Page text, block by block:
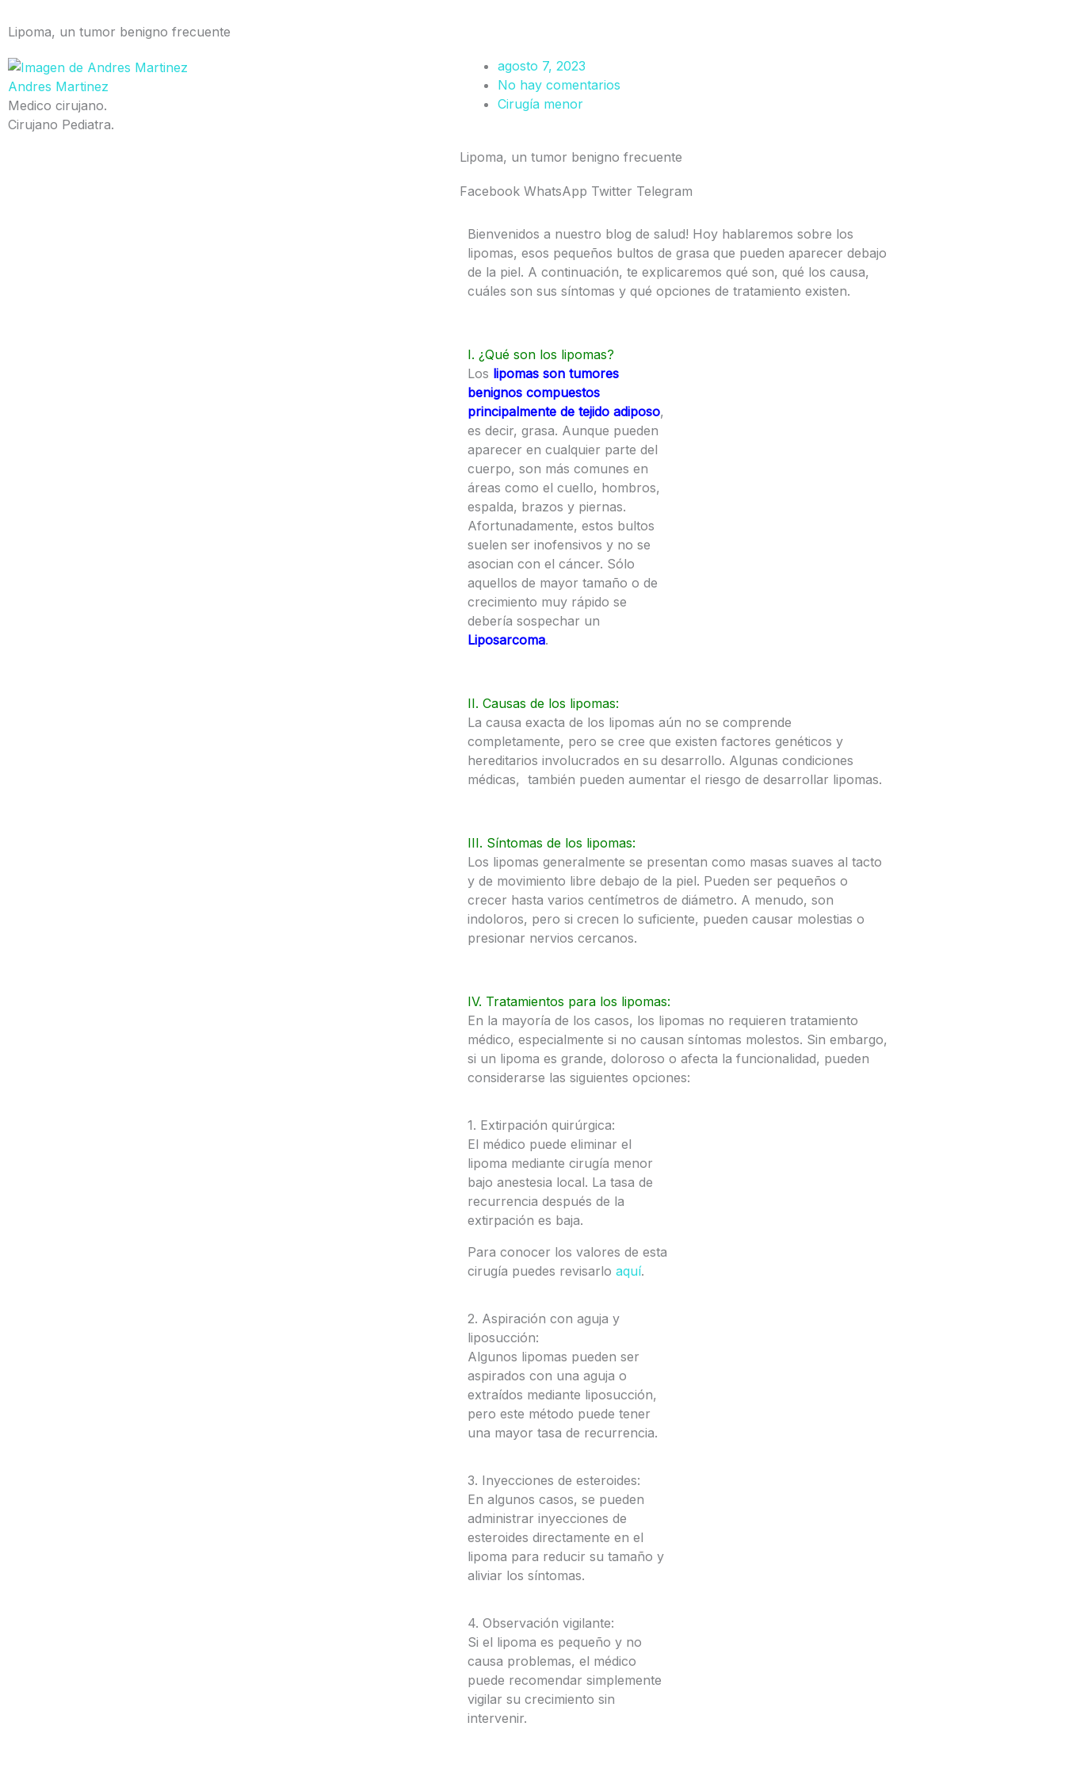
Lipoma, un tumor benigno frecuente
Andres Martinez
Medico cirujano.
Cirujano Pediatra.
agosto 7, 2023
No hay comentarios
Cirugía menor
Lipoma, un tumor benigno frecuente
Facebook WhatsApp Twitter Telegram
Bienvenidos a nuestro blog de salud! Hoy hablaremos sobre los
lipomas, esos pequeños bultos de grasa que pueden aparecer debajo
de la piel. A continuación, te explicaremos qué son, qué los causa,
cuáles son sus síntomas y qué opciones de tratamiento existen.
I. ¿Qué son los lipomas?
Los lipomas son tumores
benignos compuestos
principalmente de tejido adiposo,
es decir, grasa. Aunque pueden
aparecer en cualquier parte del
cuerpo, son más comunes en
áreas como el cuello, hombros,
espalda, brazos y piernas.
Afortunadamente, estos bultos
suelen ser inofensivos y no se
asocian con el cáncer. Sólo
aquellos de mayor tamaño o de
crecimiento muy rápido se
debería sospechar un
Liposarcoma.
II. Causas de los lipomas:
La causa exacta de los lipomas aún no se comprende
completamente, pero se cree que existen factores genéticos y
hereditarios involucrados en su desarrollo. Algunas condiciones
médicas, también pueden aumentar el riesgo de desarrollar lipomas.
III. Síntomas de los lipomas:
Los lipomas generalmente se presentan como masas suaves al tacto
y de movimiento libre debajo de la piel. Pueden ser pequeños o
crecer hasta varios centímetros de diámetro. A menudo, son
indoloros, pero si crecen lo suficiente, pueden causar molestias o
presionar nervios cercanos.
IV. Tratamientos para los lipomas:
En la mayoría de los casos, los lipomas no requieren tratamiento
médico, especialmente si no causan síntomas molestos. Sin embargo,
si un lipoma es grande, doloroso o afecta la funcionalidad, pueden
considerarse las siguientes opciones:
1. Extirpación quirúrgica:
El médico puede eliminar el
lipoma mediante cirugía menor
bajo anestesia local. La tasa de
recurrencia después de la
extirpación es baja.
Para conocer los valores de esta
cirugía puedes revisarlo aquí.
2. Aspiración con aguja y
liposucción:
Algunos lipomas pueden ser
aspirados con una aguja o
extraídos mediante liposucción,
pero este método puede tener
una mayor tasa de recurrencia.
3. Inyecciones de esteroides:
En algunos casos, se pueden
administrar inyecciones de
esteroides directamente en el
lipoma para reducir su tamaño y
aliviar los síntomas.
4. Observación vigilante:
Si el lipoma es pequeño y no
causa problemas, el médico
puede recomendar simplemente
vigilar su crecimiento sin
intervenir.